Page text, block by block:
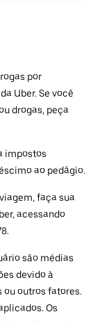
por
Uber. Se você
drogas, peça
impostos
ao pedágio.
faça sua
acessando
são médias
devido à
outros fatores.
Os